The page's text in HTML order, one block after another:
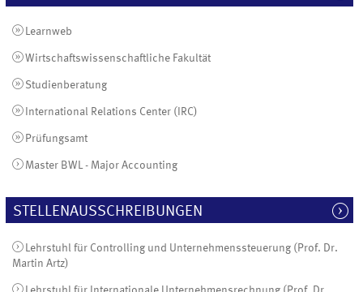
Learnweb
Wirtschaftswissenschaftliche Fakultät
Studienberatung
International Relations Center (IRC)
Prüfungsamt
Master BWL - Major Accounting
STELLENAUSSCHREIBUNGEN
Lehrstuhl für Controlling und Unternehmenssteuerung (Prof. Dr.
Martin Artz)